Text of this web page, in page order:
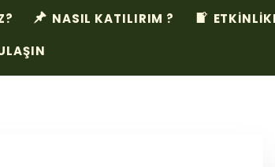
NASIL KATILIRIM ?